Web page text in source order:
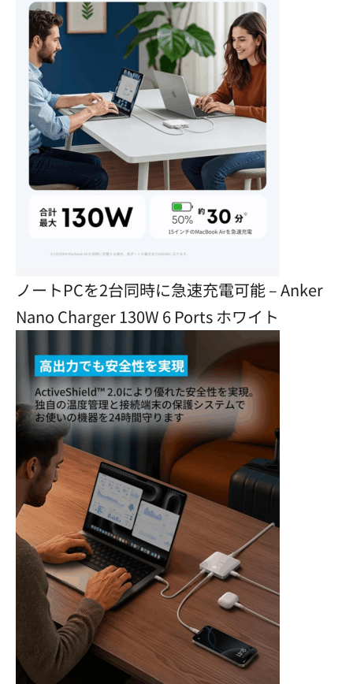
ノートPCを2台同時に急速充電可能 – Anker
Nano Charger 130W 6 Ports ホワイト